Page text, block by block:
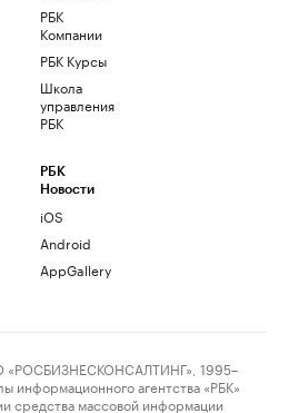
РБК
Компании
РБК Курсы
Школа
управления
РБК
РБК
Новости
iOS
Android
AppGallery
1995–
информационного агентства «РБК»
средства массовой информации